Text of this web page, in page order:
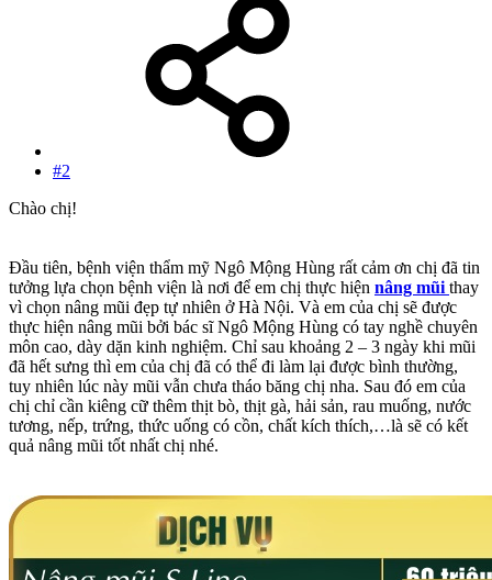
#2
Chào chị!
Đầu tiên, bệnh viện thẩm mỹ Ngô Mộng Hùng rất cảm ơn chị đã tin
tưởng lựa chọn bệnh viện là nơi để em chị thực hiện nâng mũi thay
vì chọn nâng mũi đẹp tự nhiên ở Hà Nội. Và em của chị sẽ được
thực hiện nâng mũi bởi bác sĩ Ngô Mộng Hùng có tay nghề chuyên
môn cao, dày dặn kinh nghiệm. Chỉ sau khoảng 2 – 3 ngày khi mũi
đã hết sưng thì em của chị đã có thể đi làm lại được bình thường,
tuy nhiên lúc này mũi vẫn chưa tháo băng chị nha. Sau đó em của
chị chỉ cần kiêng cữ thêm thịt bò, thịt gà, hải sản, rau muống, nước
tương, nếp, trứng, thức uống có cồn, chất kích thích,…là sẽ có kết
quả nâng mũi tốt nhất chị nhé.